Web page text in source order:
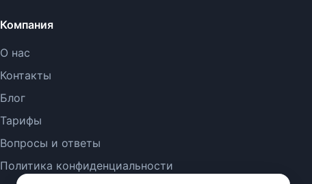
Компания
О нас
Контакты
Блог
Тарифы
Вопросы и ответы
Политика конфиденциальности